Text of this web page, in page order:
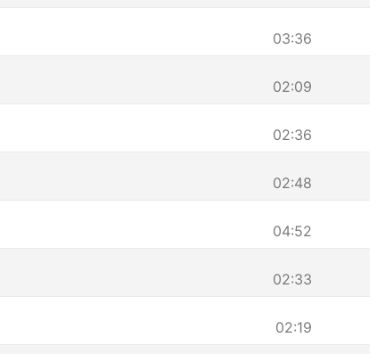
03:36
02:09
02:36
02:48
04:52
02:33
02:19